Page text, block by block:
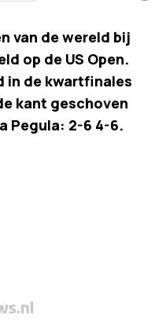
van de wereld bij
op de US Open.
in de kwartfinales
kant geschoven
Pegula: 2-6 4-6.